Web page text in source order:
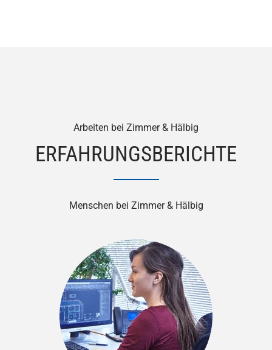
Arbeiten bei Zimmer & Hälbig
ERFAHRUNGSBERICHTE
Menschen bei Zimmer & Hälbig